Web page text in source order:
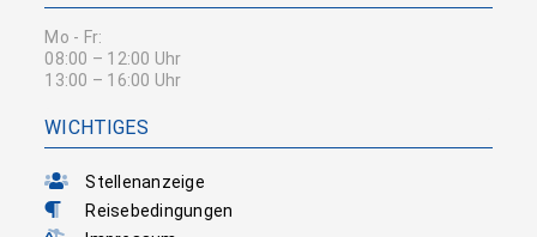
Mo - Fr:
08:00 – 12:00 Uhr
13:00 – 16:00 Uhr
WICHTIGES
Stellenanzeige
Reisebedingungen